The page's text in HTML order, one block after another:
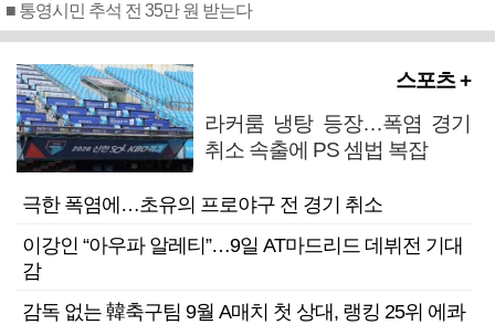
■ 통영시민 추석 전 35만 원 받는다
스포츠 +
라커룸 냉탕 등장…폭염 경기
취소 속출에 PS 셈법 복잡
극한 폭염에…초유의 프로야구 전 경기 취소
이강인 “아우파 알레티”…9일 AT마드리드 데뷔전 기대
감
감독 없는 韓축구팀 9월 A매치 첫 상대, 랭킹 25위 에콰